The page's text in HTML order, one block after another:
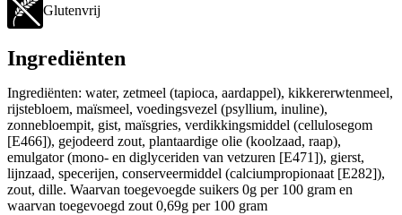
Glutenvrij
Ingrediënten
Ingrediënten: water, zetmeel (tapioca, aardappel), kikkererwtenmeel,
rijstebloem, maïsmeel, voedingsvezel (psyllium, inuline),
zonnebloempit, gist, maïsgries, verdikkingsmiddel (cellulosegom
[E466]), gejodeerd zout, plantaardige olie (koolzaad, raap),
emulgator (mono- en diglyceriden van vetzuren [E471]), gierst,
lijnzaad, specerijen, conserveermiddel (calciumpropionaat [E282]),
zout, dille. Waarvan toegevoegde suikers 0g per 100 gram en
waarvan toegevoegd zout 0,69g per 100 gram